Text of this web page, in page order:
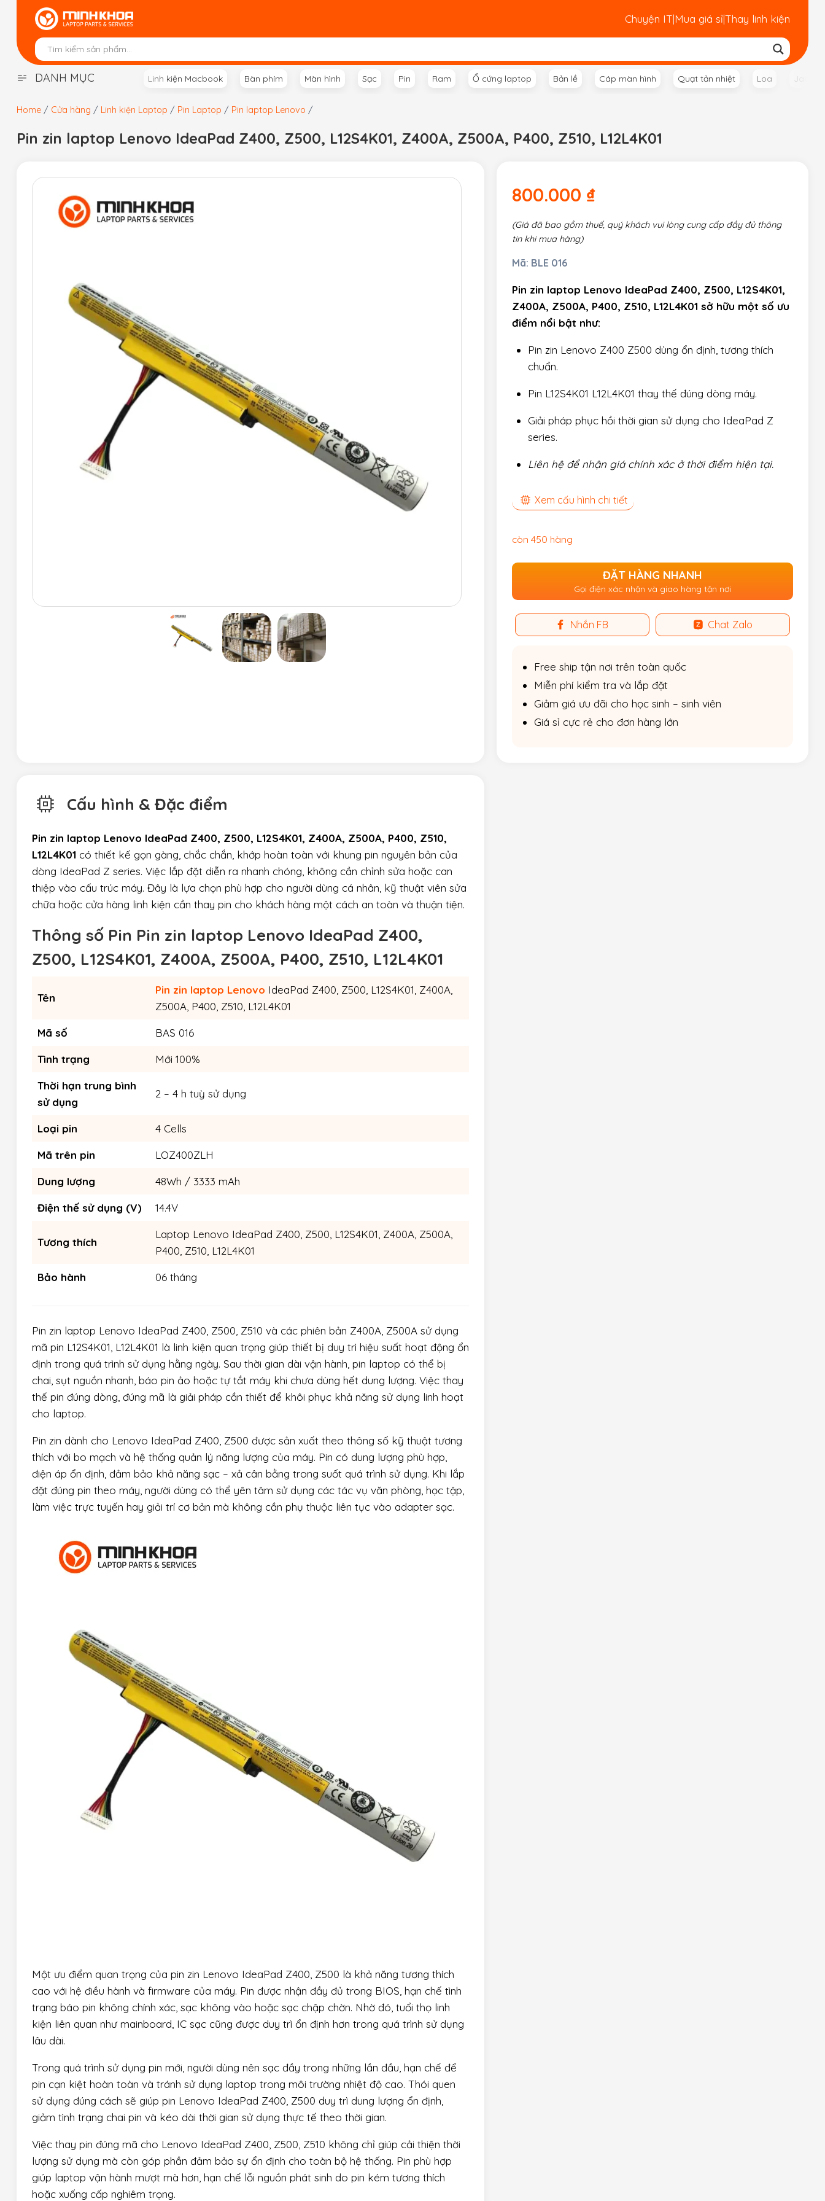
content
Chuyện IT|Mua giá sỉ|Thay linh kiện
Linh kiện Macbook Bàn phím Màn hình Sạc Pin Ram Ổ cứng laptop Bản lề Cáp màn hình Quạt tản nhiệt Loa Jack
DANH MỤC
Home / Cửa hàng / Linh kiện Laptop / Pin Laptop / Pin laptop Lenovo /
Pin zin laptop Lenovo IdeaPad Z400, Z500, L12S4K01, Z400A, Z500A, P400, Z510, L12L4K01
800.000 ₫
(Giá đã bao gồm thuế, quý khách vui lòng cung cấp đầy đủ thông
tin khi mua hàng)
Mã: BLE 016
Pin zin laptop Lenovo IdeaPad Z400, Z500, L12S4K01,
Z400A, Z500A, P400, Z510, L12L4K01 sở hữu một số ưu
điểm nổi bật như:
Pin zin Lenovo Z400 Z500 dùng ổn định, tương thích
chuẩn.
Pin L12S4K01 L12L4K01 thay thế đúng dòng máy.
Giải pháp phục hồi thời gian sử dụng cho IdeaPad Z
series.
Liên hệ để nhận giá chính xác ở thời điểm hiện tại.
Xem cấu hình chi tiết
còn 450 hàng
ĐẶT HÀNG NHANH
Gọi điện xác nhận và giao hàng tận nơi
Nhắn FB Chat Zalo
Free ship tận nơi trên toàn quốc
Miễn phí kiểm tra và lắp đặt
Giảm giá ưu đãi cho học sinh – sinh viên
Giá sỉ cực rẻ cho đơn hàng lớn
Cấu hình & Đặc điểm
Pin zin laptop Lenovo IdeaPad Z400, Z500, L12S4K01, Z400A, Z500A, P400, Z510,
L12L4K01 có thiết kế gọn gàng, chắc chắn, khớp hoàn toàn với khung pin nguyên bản của
dòng IdeaPad Z series. Việc lắp đặt diễn ra nhanh chóng, không cần chỉnh sửa hoặc can
thiệp vào cấu trúc máy. Đây là lựa chọn phù hợp cho người dùng cá nhân, kỹ thuật viên sửa
chữa hoặc cửa hàng linh kiện cần thay pin cho khách hàng một cách an toàn và thuận tiện.
Thông số Pin Pin zin laptop Lenovo IdeaPad Z400,
Z500, L12S4K01, Z400A, Z500A, P400, Z510, L12L4K01
Tên
Pin zin laptop Lenovo IdeaPad Z400, Z500, L12S4K01, Z400A,
Z500A, P400, Z510, L12L4K01
Mã số BAS 016
Tình trạng Mới 100%
Thời hạn trung bình
sử dụng
2 – 4 h tuỳ sử dụng
Loại pin 4 Cells
Mã trên pin LOZ400ZLH
Dung lượng 48Wh / 3333 mAh
Điện thế sử dụng (V) 14.4V
Tương thích
Laptop Lenovo IdeaPad Z400, Z500, L12S4K01, Z400A, Z500A,
P400, Z510, L12L4K01
Bảo hành 06 tháng
Pin zin laptop Lenovo IdeaPad Z400, Z500, Z510 và các phiên bản Z400A, Z500A sử dụng
mã pin L12S4K01, L12L4K01 là linh kiện quan trọng giúp thiết bị duy trì hiệu suất hoạt động ổn
định trong quá trình sử dụng hằng ngày. Sau thời gian dài vận hành, pin laptop có thể bị
chai, sụt nguồn nhanh, báo pin ảo hoặc tự tắt máy khi chưa dùng hết dung lượng. Việc thay
thế pin đúng dòng, đúng mã là giải pháp cần thiết để khôi phục khả năng sử dụng linh hoạt
cho laptop.
Pin zin dành cho Lenovo IdeaPad Z400, Z500 được sản xuất theo thông số kỹ thuật tương
thích với bo mạch và hệ thống quản lý năng lượng của máy. Pin có dung lượng phù hợp,
điện áp ổn định, đảm bảo khả năng sạc – xả cân bằng trong suốt quá trình sử dụng. Khi lắp
đặt đúng pin theo máy, người dùng có thể yên tâm sử dụng các tác vụ văn phòng, học tập,
làm việc trực tuyến hay giải trí cơ bản mà không cần phụ thuộc liên tục vào adapter sạc.
Một ưu điểm quan trọng của pin zin Lenovo IdeaPad Z400, Z500 là khả năng tương thích
cao với hệ điều hành và firmware của máy. Pin được nhận đầy đủ trong BIOS, hạn chế tình
trạng báo pin không chính xác, sạc không vào hoặc sạc chập chờn. Nhờ đó, tuổi thọ linh
kiện liên quan như mainboard, IC sạc cũng được duy trì ổn định hơn trong quá trình sử dụng
lâu dài.
Trong quá trình sử dụng pin mới, người dùng nên sạc đầy trong những lần đầu, hạn chế để
pin cạn kiệt hoàn toàn và tránh sử dụng laptop trong môi trường nhiệt độ cao. Thói quen
sử dụng đúng cách sẽ giúp pin Lenovo IdeaPad Z400, Z500 duy trì dung lượng ổn định,
giảm tình trạng chai pin và kéo dài thời gian sử dụng thực tế theo thời gian.
Việc thay pin đúng mã cho Lenovo IdeaPad Z400, Z500, Z510 không chỉ giúp cải thiện thời
lượng sử dụng mà còn góp phần đảm bảo sự ổn định cho toàn bộ hệ thống. Pin phù hợp
giúp laptop vận hành mượt mà hơn, hạn chế lỗi nguồn phát sinh do pin kém tương thích
hoặc xuống cấp nghiêm trọng.